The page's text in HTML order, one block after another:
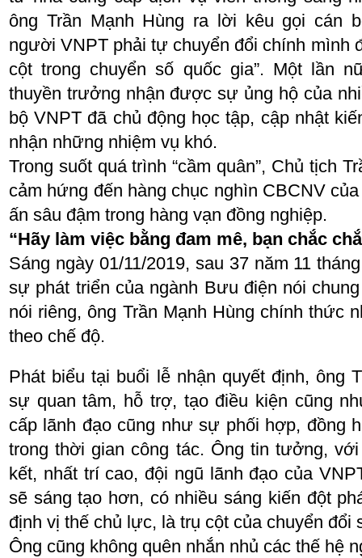
ông Trần Mạnh Hùng ra lời kêu gọi cán
người VNPT phải tự chuyển đổi chính mình
cột trong chuyển số quốc gia”. Một lần
thuyền trưởng nhận được sự ủng hộ của
bộ VNPT đã chủ động học tập, cập nhật
nhận những nhiệm vụ khó.
Trong suốt quá trình “cầm quân”, Chủ tịch
cảm hứng đến hàng chục nghìn CBCNV
ấn sâu đậm trong hàng vạn đồng nghiệp.
“Hãy làm việc bằng đam mê, bạn chắc
Sáng ngày 01/11/2019, sau 37 năm 11
sự phát triển của ngành Bưu điện nói
nói riêng, ông Trần Mạnh Hùng chính thức
theo chế độ.
Phát biểu tại buổi lễ nhận quyết định, ông
sự quan tâm, hỗ trợ, tạo điều kiện cũng
cấp lãnh đạo cũng như sự phối hợp, đồng
trong thời gian công tác. Ông tin tưởng,
kết, nhất trí cao, đội ngũ lãnh đạo của
sẽ sáng tạo hơn, có nhiều sáng kiến đột
định vị thế chủ lực, là trụ cột của chuyển đổi
Ông cũng không quên nhắn nhủ các thế hệ